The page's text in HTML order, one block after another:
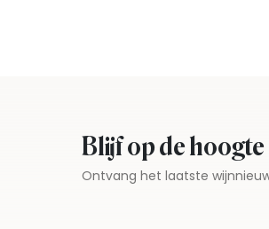
Blijf op de hoogte
Ontvang het laatste